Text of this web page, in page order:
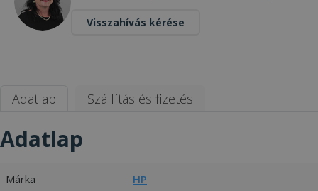
Visszahívás kérése
Adatlap Szállítás és fizetés
Adatlap
Márka HP